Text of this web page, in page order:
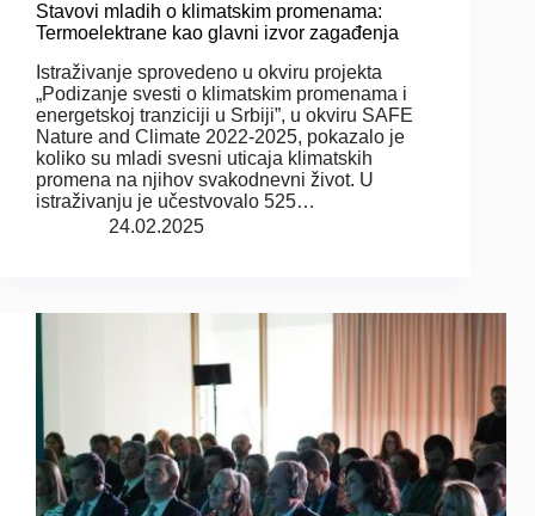
Stavovi mladih o klimatskim promenama:
Termoelektrane kao glavni izvor zagađenja
Istraživanje sprovedeno u okviru projekta
„Podizanje svesti o klimatskim promenama i
energetskoj tranziciji u Srbiji”, u okviru SAFE
Nature and Climate 2022-2025, pokazalo je
koliko su mladi svesni uticaja klimatskih
promena na njihov svakodnevni život. U
istraživanju je učestvovalo 525…
24.02.2025